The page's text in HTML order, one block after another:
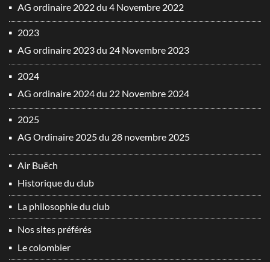
AG ordinaire 2022 du 4 Novembre 2022
2023
AG ordinaire 2023 du 24 Novembre 2023
2024
AG ordinaire 2024 du 22 Novembre 2024
2025
AG Ordinaire 2025 du 28 novembre 2025
Air Buëch
Historique du club
La philosophie du club
Nos sites préférés
Le colombier